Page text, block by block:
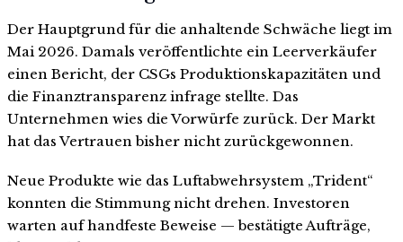
Der Hauptgrund für die anhaltende Schwäche liegt im
Mai 2026. Damals veröffentlichte ein Leerverkäufer
einen Bericht, der CSGs Produktionskapazitäten und
die Finanztransparenz infrage stellte. Das
Unternehmen wies die Vorwürfe zurück. Der Markt
hat das Vertrauen bisher nicht zurückgewonnen.
Neue Produkte wie das Luftabwehrsystem „Trident“
konnten die Stimmung nicht drehen. Investoren
warten auf handfeste Beweise — bestätigte Aufträge,